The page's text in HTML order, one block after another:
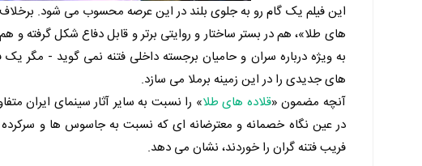
این فیلم یک گام رو به جلوی بلند در این عرصه محسوب می شود.
های طلا»، هم در بستر ساختار و روایتی برتر و قابل دفاع شکل گرفته
به ویژه درباره سران و حامیان برجسته داخلی فتنه نمی گوید - مگر
های جدیدی را در این زمینه برملا می سازد.
آنچه مضمون «قلاده های طلا» را نسبت به سایر آثار سینمای ایران
در عین نگاه خصمانه و معترضانه ای که نسبت به جاسوس ها و سرکرده
فریب فتنه گران را خوردند، نشان می دهد.